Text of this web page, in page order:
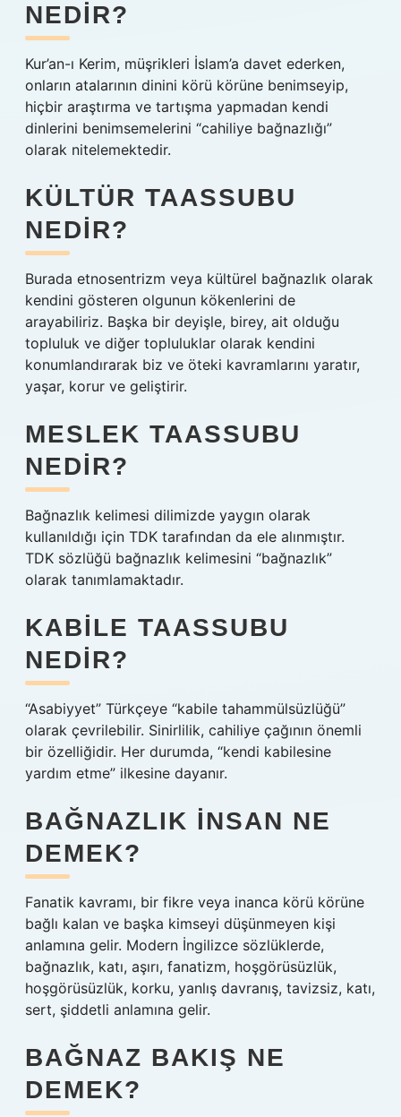
NEDIR?
Kur’an-ı Kerim, müşrikleri İslam’a davet ederken,
onların atalarının dinini körü körüne benimseyip,
hiçbir araştırma ve tartışma yapmadan kendi
dinlerini benimsemelerini “cahiliye bağnazlığı”
olarak nitelemektedir.
KÜLTÜR TAASSUBU
NEDIR?
Burada etnosentrizm veya kültürel bağnazlık olarak
kendini gösteren olgunun kökenlerini de
arayabiliriz. Başka bir deyişle, birey, ait olduğu
topluluk ve diğer topluluklar olarak kendini
konumlandırarak biz ve öteki kavramlarını yaratır,
yaşar, korur ve geliştirir.
MESLEK TAASSUBU
NEDIR?
Bağnazlık kelimesi dilimizde yaygın olarak
kullanıldığı için TDK tarafından da ele alınmıştır.
TDK sözlüğü bağnazlık kelimesini “bağnazlık”
olarak tanımlamaktadır.
KABILE TAASSUBU
NEDIR?
“Asabiyyet” Türkçeye “kabile tahammülsüzlüğü”
olarak çevrilebilir. Sinirlilik, cahiliye çağının önemli
bir özelliğidir. Her durumda, “kendi kabilesine
yardım etme” ilkesine dayanır.
BAĞNAZLIK INSAN NE
DEMEK?
Fanatik kavramı, bir fikre veya inanca körü körüne
bağlı kalan ve başka kimseyi düşünmeyen kişi
anlamına gelir. Modern İngilizce sözlüklerde,
bağnazlık, katı, aşırı, fanatizm, hoşgörüsüzlük,
hoşgörüsüzlük, korku, yanlış davranış, tavizsiz, katı,
sert, şiddetli anlamına gelir.
BAĞNAZ BAKIŞ NE
DEMEK?